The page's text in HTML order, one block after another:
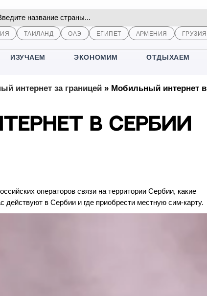
ТАИЛАНД ОАЭ ЕГИПЕТ АРМЕНИЯ ГРУЗИЯ
ИЗУЧАЕМ ЭКОНОМИМ ОТДЫХАЕМ
интернет за границей» Мобильный интернет в
в Сербии
операторов связи на территории Сербии, какие
действуют в Сербии и где приобрести местную сим-карту.